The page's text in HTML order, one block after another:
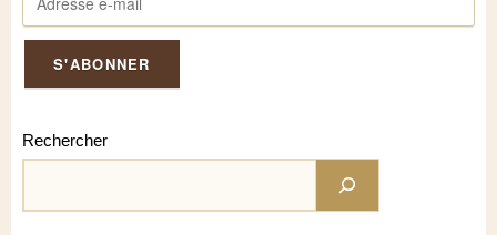
Rechercher